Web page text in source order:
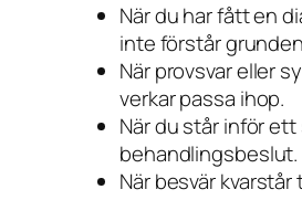
När du har fått en
inte förstår
När provsvar eller
verkar passa ihop.
När du står inför
behandlingsbeslut.
När besvär